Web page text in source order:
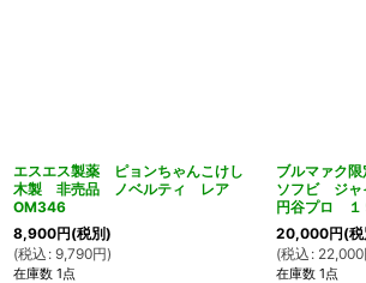
エスエス製薬 ピョンちゃんこけし
木製 非売品 ノベルティ レア
OM346
8,900円(税別)
(税込 : 9,790円)
在庫数 1点
ブルマァク
ソフビ ジャ
円谷プロ
20,000円(
(税込 : 22,000
在庫数 1点